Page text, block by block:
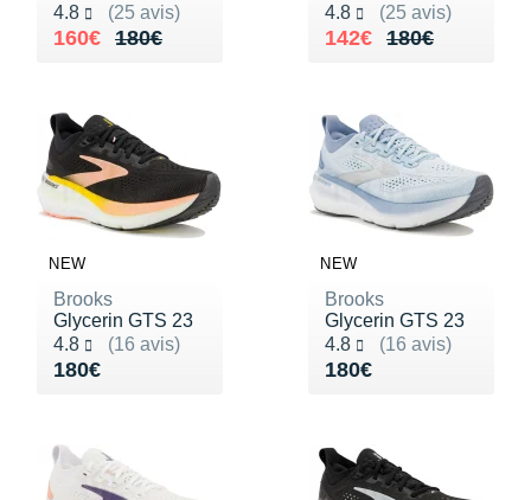
4.8
(25 avis)
Noté 4.8 sur 5
180€
Au lieu de 180€
160€
Vendu 160€
4.8
(25 avis)
Noté 4.8 sur 5
180€
Au lieu de 180€
142€
Vendu 142€
NEW
Brooks
Glycerin GTS 23
4.8
(16 avis)
Noté 4.8 sur 5
180€
Vendu 180€
NEW
Brooks
Glycerin GTS 23
4.8
(16 avis)
Noté 4.8 sur 5
180€
Vendu 180€